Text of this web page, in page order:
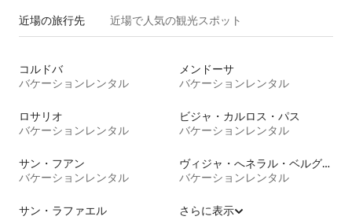
近場の旅行先 近場で人気の観光スポット
コルドバ
バケーションレンタル
メンドーサ
バケーションレンタル
ロサリオ
バケーションレンタル
ビジャ・カルロス・パス
バケーションレンタル
サン・フアン
バケーションレンタル
ヴィジャ・へネラル・ベルグラーノ
バケーションレンタル
サン・ラファエル
さらに表示